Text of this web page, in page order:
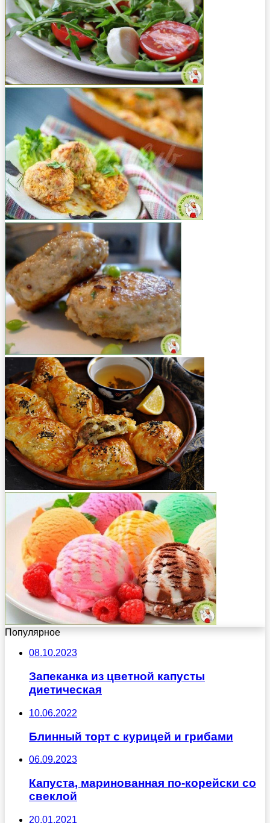
Популярное
08.10.2023
Запеканка из цветной капусты
диетическая
10.06.2022
Блинный торт с курицей и грибами
06.09.2023
Капуста, маринованная по-корейски со
свеклой
20.01.2021